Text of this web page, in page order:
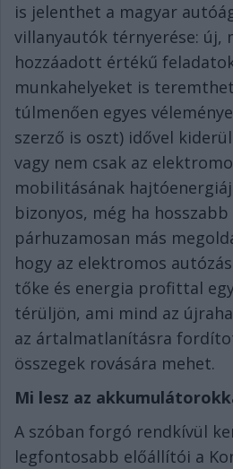
is jelenthet a magyar
villanyautók térnyerése: új,
hozzáadott értékű
munkahelyeket is
túlmenően egyes
szerző is oszt) idővel
vagy nem csak az
mobilitásának
bizonyos, még ha
párhuzamosan más
hogy az elektromos
tőke és energia profittal
térüljön, ami mind az
az ártalmatlanításra
összegek rovására mehet.
Mi lesz az
A szóban forgó rendkívül
legfontosabb előállítói a